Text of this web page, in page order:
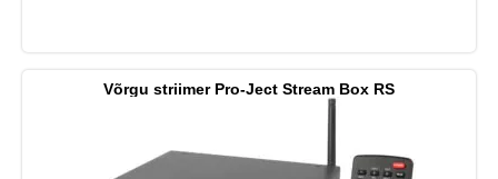
Võrgu striimer Pro-Ject Stream Box RS